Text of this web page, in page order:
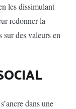
les dissimulant
redonner la
sur des valeurs en
dans une